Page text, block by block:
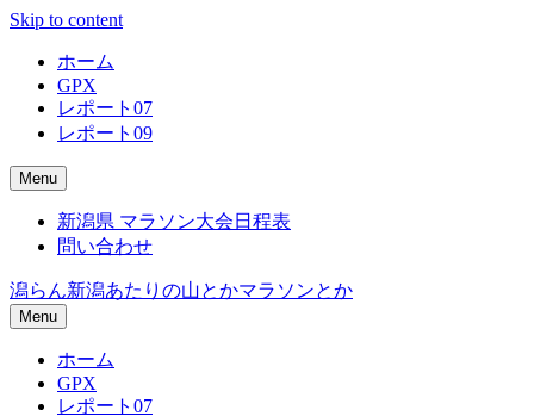
Skip to content
ホーム
GPX
レポート07
レポート09
Menu
新潟県 マラソン大会日程表
問い合わせ
潟らん新潟あたりの山とかマラソンとか
Menu
ホーム
GPX
レポート07